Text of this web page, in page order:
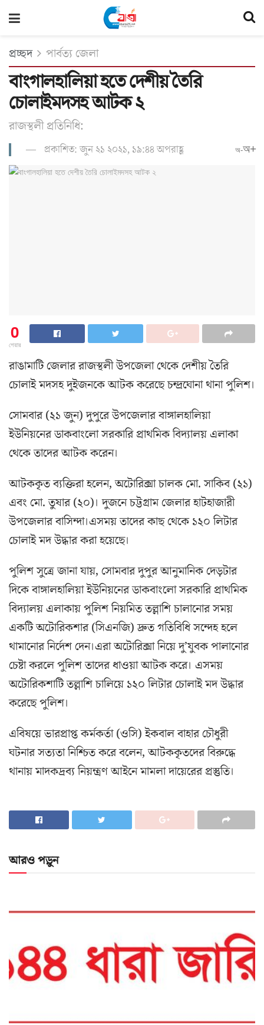
প্রচ্ছদ পার্বত্য জেলা
বাংগালহালিয়া হতে দেশীয় তৈরি
চোলাইমদসহ আটক ২
রাজস্থলী প্রতিনিধি:
প্রকাশিত: জুন ২১ ২০২১, ১৯:৪৪ অপরাহ্ণ অ-অ+
0
শেয়ার
রাঙামাটি জেলার রাজস্থলী উপজেলা থেকে দেশীয় তৈরি
চোলাই মদসহ দুইজনকে আটক করেছে চন্দ্ৰঘোনা থানা পুলিশ।
সোমবার (২১ জুন) দুপুরে উপজেলার বাঙ্গালহালিয়া
ইউনিয়নের ডাকবাংলো সরকারি প্রাথমিক বিদ্যালয় এলাকা
থেকে তাদের আটক করেন।
আটককৃত ব্যক্তিরা হলেন, অটোরিক্সা চালক মো. সাকিব (২১)
এবং মো. তুষার (২০)। দুজনে চট্টগ্রাম জেলার হাটহাজারী
উপজেলার বাসিন্দা।এসময় তাদের কাছ থেকে ১২০ লিটার
চোলাই মদ উদ্ধার করা হয়েছে।
পুলিশ সুত্ৰে জানা যায়, সোমবার দুপুর আনুমানিক দেড়টার
দিকে বাঙ্গালহালিয়া ইউনিয়নের ডাকবাংলো সরকারি প্রাথমিক
বিদ্যালয় এলাকায় পুলিশ নিয়মিত তল্লাশি চালানোর সময়
একটি অটোরিকশার (সিএনজি) দ্রুত গতিবিধি সন্দেহ হলে
থামানোর নির্দেশ দেন।এরা অটোরিক্সা নিয়ে দু’যুবক পালানোর
চেষ্টা করলে পুলিশ তাদের ধাওয়া আটক করে। এসময়
অটোরিকশাটি তল্লাশি চালিয়ে ১২০ লিটার চোলাই মদ উদ্ধার
করেছে পুলিশ।
এবিষয়ে ভারপ্রাপ্ত কর্মকর্তা (ওসি) ইকবাল বাহার চৌধুরী
ঘটনার সত্যতা নিশ্চিত করে বলেন, আটককৃতদের বিরুদ্ধে
থানায় মাদকদ্রব্য নিয়ন্ত্রণ আইনে মামলা দায়েরের প্রস্তুতি।
আরও পড়ুন